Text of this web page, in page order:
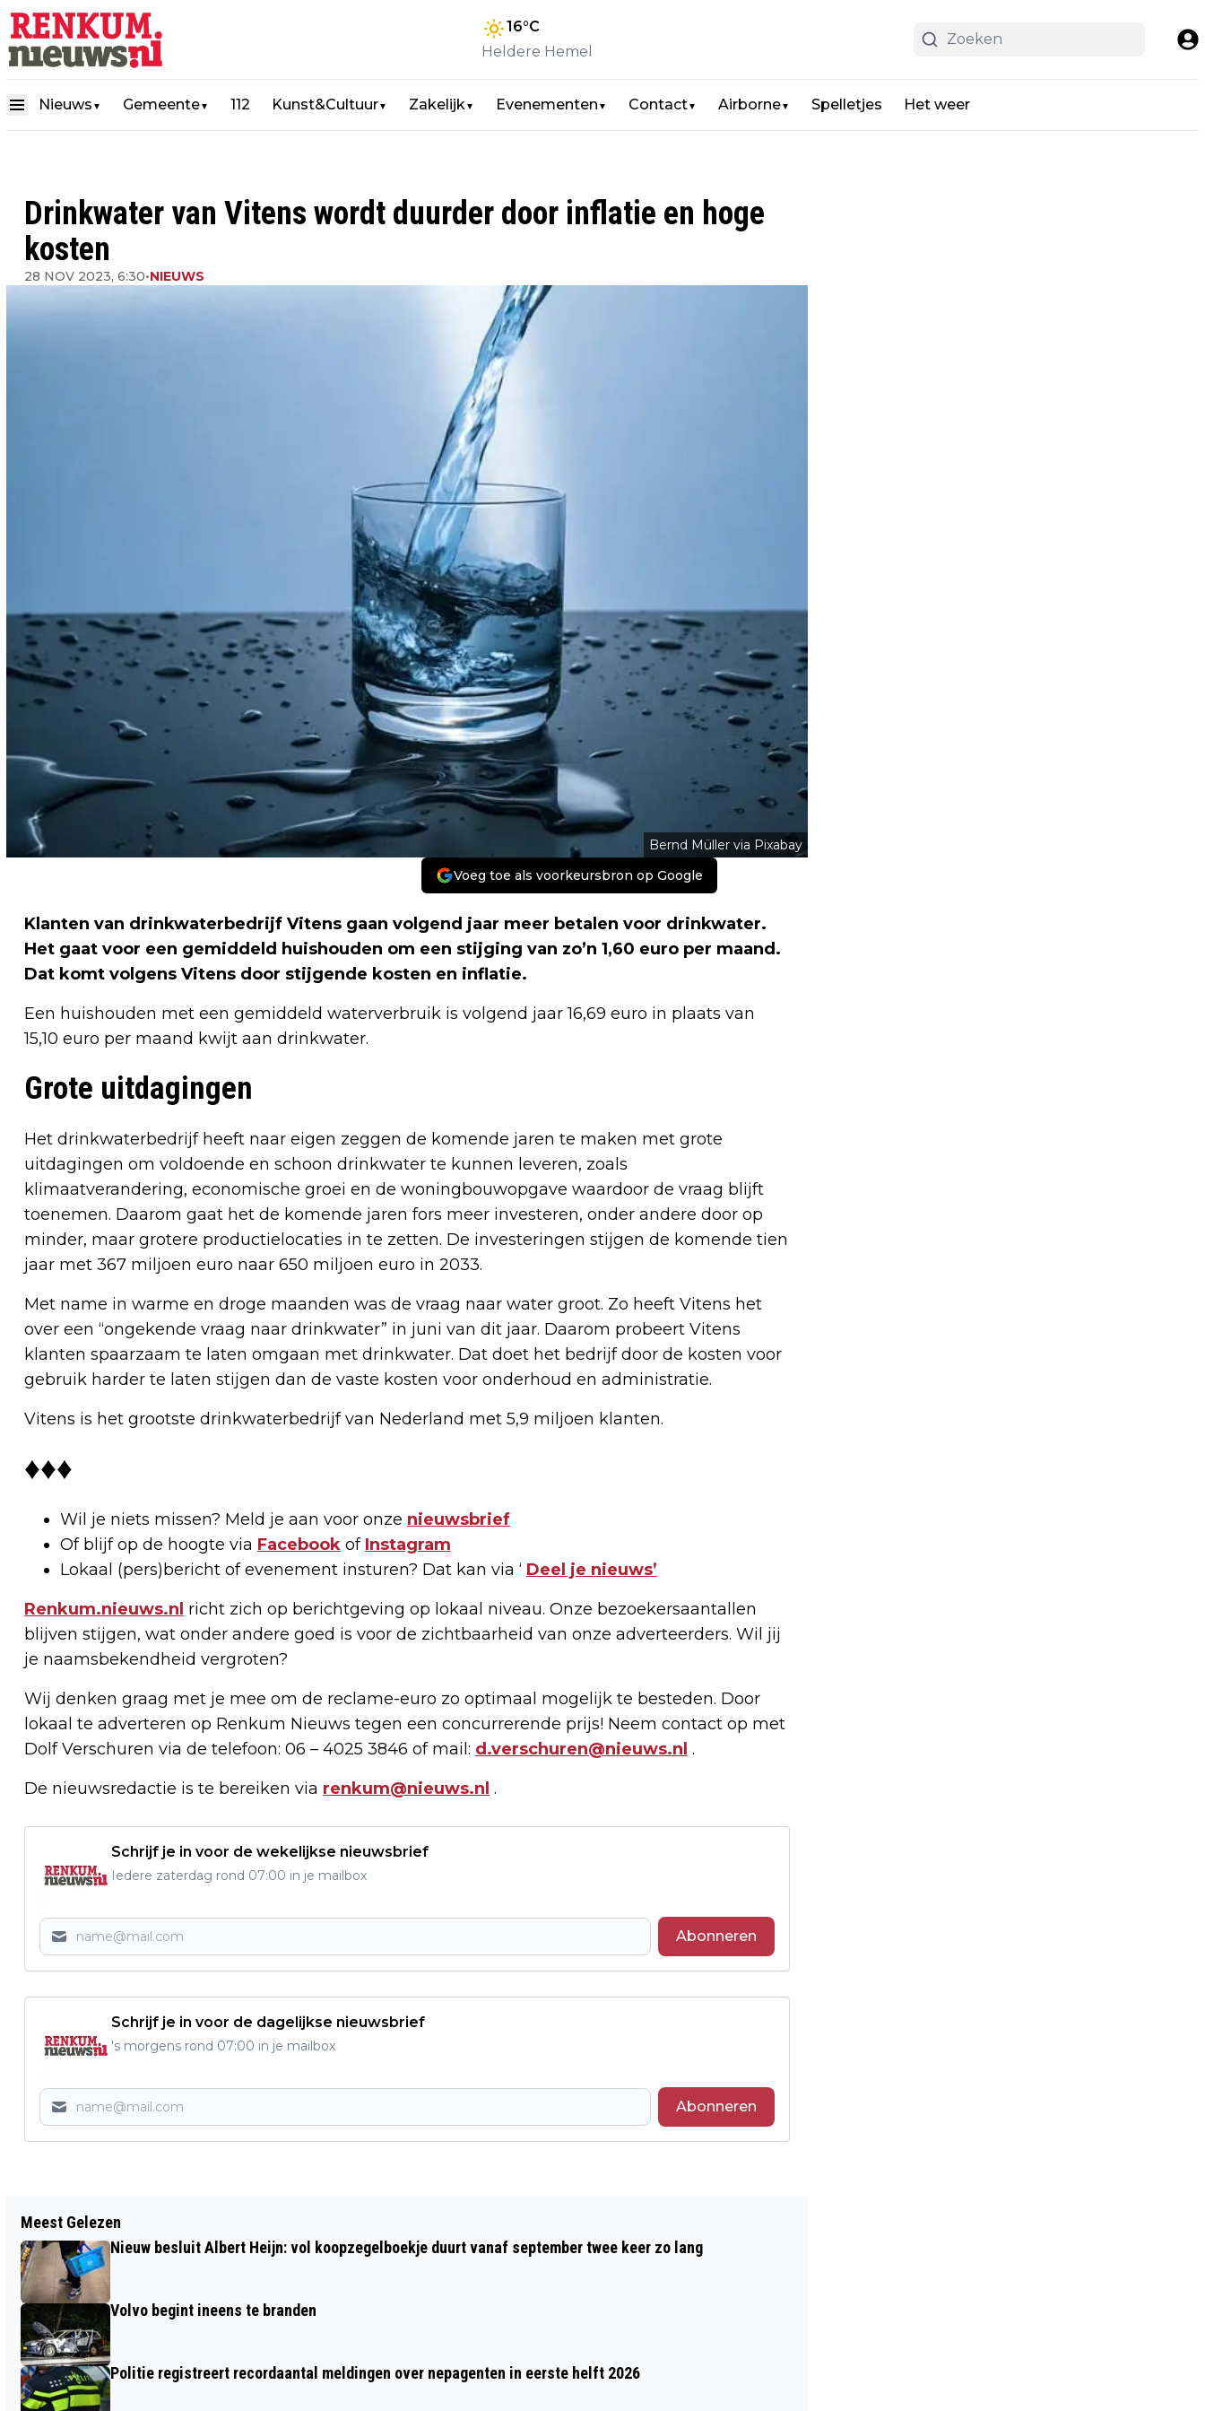
16°C
Heldere Hemel
Nieuws ▼ Gemeente▼ 112 Kunst&Cultuur▼ Zakelijk▼ Evenementen ▼ Contact▼ Airborne▼ Spelletjes Het weer
Drinkwater van Vitens wordt duurder door inflatie en hoge
kosten
28 NOV 2023, 6:30•NIEUWS
Bernd Müller via Pixabay
Voeg toe als voorkeursbron op Google
Klanten van drinkwaterbedrijf Vitens gaan volgend jaar meer betalen voor drinkwater.
Het gaat voor een gemiddeld huishouden om een stijging van zo’n 1,60 euro per maand.
Dat komt volgens Vitens door stijgende kosten en inflatie.
Een huishouden met een gemiddeld waterverbruik is volgend jaar 16,69 euro in plaats van
15,10 euro per maand kwijt aan drinkwater.
Grote uitdagingen
Het drinkwaterbedrijf heeft naar eigen zeggen de komende jaren te maken met grote
uitdagingen om voldoende en schoon drinkwater te kunnen leveren, zoals
klimaatverandering, economische groei en de woningbouwopgave waardoor de vraag blijft
toenemen. Daarom gaat het de komende jaren fors meer investeren, onder andere door op
minder, maar grotere productielocaties in te zetten. De investeringen stijgen de komende tien
jaar met 367 miljoen euro naar 650 miljoen euro in 2033.
Met name in warme en droge maanden was de vraag naar water groot. Zo heeft Vitens het
over een “ongekende vraag naar drinkwater” in juni van dit jaar. Daarom probeert Vitens
klanten spaarzaam te laten omgaan met drinkwater. Dat doet het bedrijf door de kosten voor
gebruik harder te laten stijgen dan de vaste kosten voor onderhoud en administratie.
Vitens is het grootste drinkwaterbedrijf van Nederland met 5,9 miljoen klanten.
♦♦♦
Wil je niets missen? Meld je aan voor onze nieuwsbrief
Of blijf op de hoogte via Facebook of Instagram
Lokaal (pers)bericht of evenement insturen? Dat kan via ‘ Deel je nieuws’
Renkum.nieuws.nl richt zich op berichtgeving op lokaal niveau. Onze bezoekersaantallen
blijven stijgen, wat onder andere goed is voor de zichtbaarheid van onze adverteerders. Wil jij
je naamsbekendheid vergroten?
Wij denken graag met je mee om de reclame-euro zo optimaal mogelijk te besteden. Door
lokaal te adverteren op Renkum Nieuws tegen een concurrerende prijs! Neem contact op met
Dolf Verschuren via de telefoon: 06 – 4025 3846 of mail: d.verschuren@nieuws.nl .
De nieuwsredactie is te bereiken via renkum@nieuws.nl .
Schrijf je in voor de wekelijkse nieuwsbrief
Iedere zaterdag rond 07:00 in je mailbox
Abonneren
Schrijf je in voor de dagelijkse nieuwsbrief
's morgens rond 07:00 in je mailbox
Abonneren
INGEZONDEN: EEN WANHOPIGE OPROEP
VOOR MIJN ZUSJE
OLVÉVIERING IN WAALSE KERK
Meest Gelezen
Nieuw besluit Albert Heijn: vol koopzegelboekje duurt vanaf september twee keer zo lang
Volvo begint ineens te branden
Politie registreert recordaantal meldingen over nepagenten in eerste helft 2026